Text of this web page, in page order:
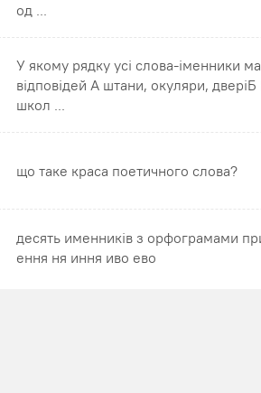
од ...
У якому рядку усі слова-іменники
відповідей А штани, окуляри,
школ ...
що таке краса поетичного слова?
десять именників з орфограмами
ення ня иння иво ево